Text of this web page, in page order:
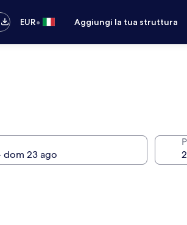
EUR• Aggiungi la tua struttura